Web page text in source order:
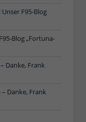
Unser F95-Blog
Blog „Fortuna-
Danke, Frank
Danke, Frank